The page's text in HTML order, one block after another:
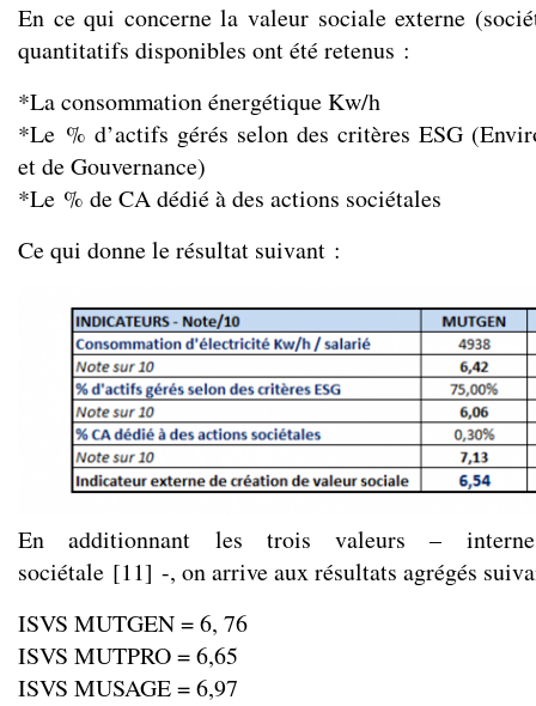
En ce qui concerne la valeur sociale externe
quantitatifs disponibles ont été retenus :
*La consommation énergétique Kw/h
*Le % d’actifs gérés selon des critères ESG
et de Gouvernance)
*Le % de CA dédié à des actions sociétales
Ce qui donne le résultat suivant :
En additionnant les trois valeurs –
sociétale [11] -, on arrive aux résultats agrégés
ISVS MUTGEN = 6, 76
ISVS MUTPRO = 6,65
ISVS MUSAGE = 6,97